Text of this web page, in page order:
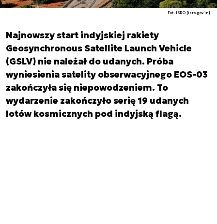
Fot. ISRO [isro.gov.in]
Najnowszy start indyjskiej rakiety
Geosynchronous Satellite Launch Vehicle
(GSLV) nie należał do udanych. Próba
wyniesienia satelity obserwacyjnego EOS-03
zakończyła się niepowodzeniem. To
wydarzenie zakończyło serię 19 udanych
lotów kosmicznych pod indyjską flagą.